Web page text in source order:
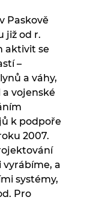
Paskově
již od r.
aktivit se
–
a váhy,
vojenské
k podpoře
2007.
vyrábíme, a
systémy,
Pro